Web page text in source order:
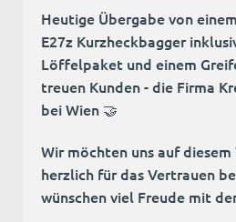
Heutige Übergabe von
E27z Kurzheckbagger
Löffelpaket und einem
treuen Kunden - die Firma
bei Wien 🤝
Wir möchten uns auf
herzlich für das Vertrauen
wünschen viel Freude mit